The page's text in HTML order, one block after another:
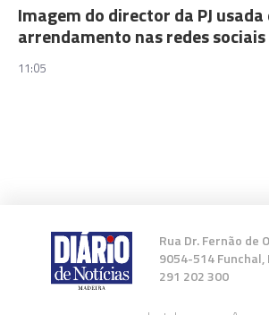
Imagem do director da PJ
arrendamento nas redes sociais
11:05
Rua Dr. Fernão de
9054-514
291 202 300